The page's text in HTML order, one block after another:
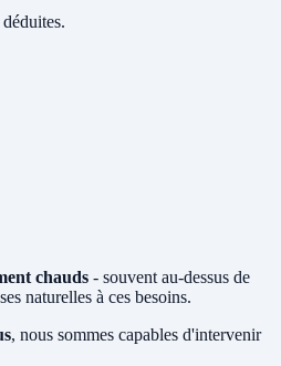
chauds - souvent au-dessus de
naturelles à ces besoins.
, nous sommes capables d'intervenir